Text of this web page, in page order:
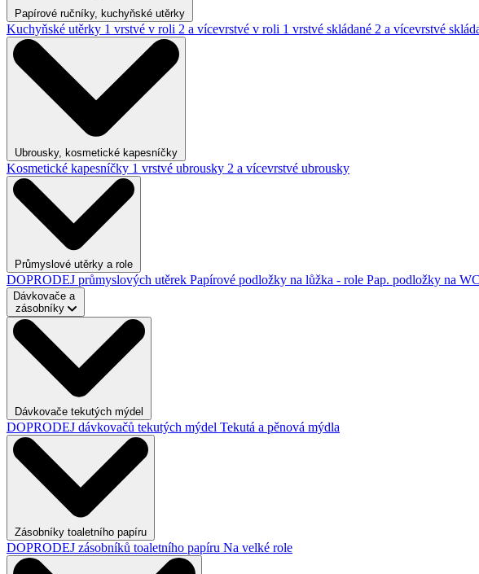
Papírové ručníky, kuchyňské utěrky
Kuchyňské utěrky 1 vrstvé v roli 2 a vícevrstvé v roli 1 vrstvé skládané 2 a vícevrstvé
Ubrousky, kosmetické kapesníčky
Kosmetické kapesníčky 1 vrstvé ubrousky 2 a vícevrstvé ubrousky
Průmyslové utěrky a role
DOPRODEJ průmyslových utěrek Papírové podložky na lůžka - role Pap. podložky na
Dávkovače a
zásobníky
Dávkovače tekutých mýdel
DOPRODEJ dávkovačů tekutých mýdel Tekutá a pěnová mýdla
Zásobníky toaletního papíru
DOPRODEJ zásobníků toaletního papíru Na velké role